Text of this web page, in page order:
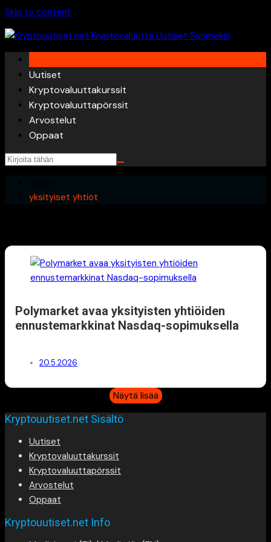
Skip to content
Uutiset
Kryptovaluuttakurssit
Kryptovaluuttapörssit
Arvostelut
Oppaat
yksityiset yhtiöt
Polymarket avaa yksityisten yhtiöiden
ennustemarkkinat Nasdaq-sopimuksella
20.5.2026
Näytä lisää
Kryptouutiset.net Sisältö
Uutiset
Kryptovaluuttakurssit
Kryptovaluuttapörssit
Arvostelut
Oppaat
Kryptouutiset.net Info